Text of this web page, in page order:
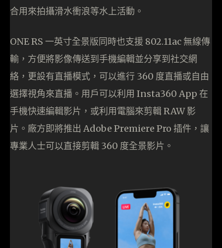
合用來拍攝滑水衝浪等水上活動。
ONE RS 一英寸全景版同時也支援 802.11ac 無線傳
輸，方便將影像傳送到手機編輯並分享到社交網
絡，更設有直播模式，可以進行 360 度直播或自由
選擇視角來直播。用戶可以利用 Insta360 App 在
手機快速編輯影片，或利用電腦來剪輯 RAW 影
片。廠方即將推出 Adobe Premiere Pro 插件，讓
專業人士可以直接剪輯 360 度全景影片。